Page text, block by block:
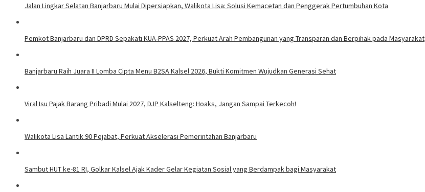
Jalan Lingkar Selatan Banjarbaru Mulai Dipersiapkan, Walikota Lisa: Solusi Kemacetan dan Penggerak Pertumbuhan Kota
Pemkot Banjarbaru dan DPRD Sepakati KUA-PPAS 2027, Perkuat Arah Pembangunan yang Transparan dan Berpihak pada Masyarakat
Banjarbaru Raih Juara II Lomba Cipta Menu B2SA Kalsel 2026, Bukti Komitmen Wujudkan Generasi Sehat
Viral Isu Pajak Barang Pribadi Mulai 2027, DJP Kalselteng: Hoaks, Jangan Sampai Terkecoh!
Walikota Lisa Lantik 90 Pejabat, Perkuat Akselerasi Pemerintahan Banjarbaru
Sambut HUT ke-81 RI, Golkar Kalsel Ajak Kader Gelar Kegiatan Sosial yang Berdampak bagi Masyarakat